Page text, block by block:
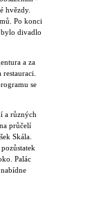
hvězdy.
Po konci
divadlo
a za
se
a různých
na průčelí
Skála.
Palác